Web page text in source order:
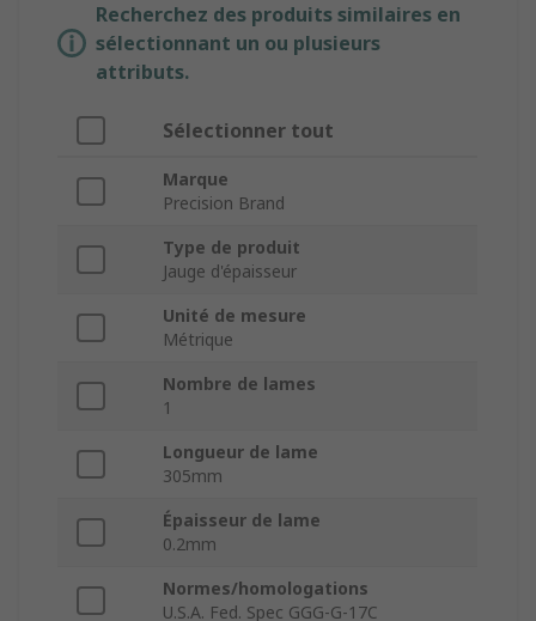
Recherchez des produits similaires en
sélectionnant un ou plusieurs
attributs.
Sélectionner tout
Marque
Precision Brand
Type de produit
Jauge d'épaisseur
Unité de mesure
Métrique
Nombre de lames
1
Longueur de lame
305mm
Épaisseur de lame
0.2mm
Normes/homologations
U.S.A. Fed. Spec GGG-G-17C